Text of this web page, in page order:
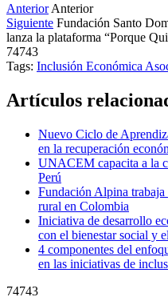
Anterior Anterior
Siguiente Fundación Santo
lanza la plataforma “Porque
74743
Tags: Inclusión Económica
Artículos
Nuevo Ciclo de
en la recuperación
UNACEM capacita a la
Perú
Fundación Alpina
rural en Colombia
Iniciativa de desarrollo
con el bienestar social y
4 componentes del
en las iniciativas de
74743